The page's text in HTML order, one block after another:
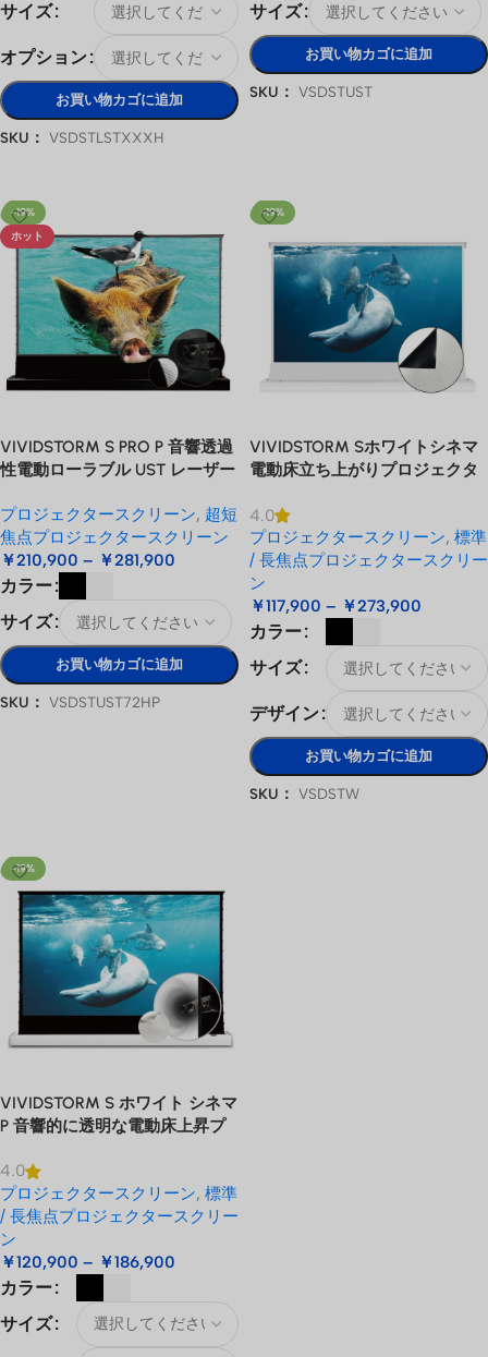
サイズ
オプション
お買い物カゴに追加
SKU： VSDSTLSTXXXH
サイズ
お買い物カゴに追加
SKU： VSDSTUST
-19%
ホット
VIVIDSTORM S PRO P 音響透過
性電動ローラブル UST レーザー
プロジェクタースクリーン, 超短
焦点プロジェクタースクリーン
￥210,900 – ￥281,900
カラー
サイズ
お買い物カゴに追加
SKU： VSDSTUST72HP
-19%
VIVIDSTORM Sホワイトシネマ
電動床立ち上がりプロジェクタ
4.0
プロジェクタースクリーン, 標準
/ 長焦点プロジェクタースクリー
ン
￥117,900 – ￥273,900
カラー
サイズ
デザイン
お買い物カゴに追加
SKU： VSDSTW
-19%
VIVIDSTORM S ホワイト シネマ
P 音響的に透明な電動床上昇プ
4.0
プロジェクタースクリーン, 標準
/ 長焦点プロジェクタースクリー
ン
￥120,900 – ￥186,900
カラー
サイズ